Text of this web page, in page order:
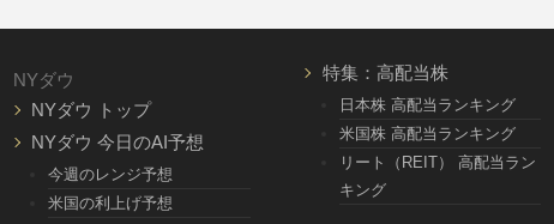
NYダウ
NYダウ トップ
NYダウ 今日のAI予想
今週のレンジ予想
米国の利上げ予想
特集：高配当株
日本株 高配当ランキング
米国株 高配当ランキング
リート（REIT） 高配当ラン
キング